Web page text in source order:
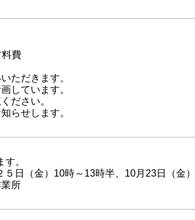
費
だきます。
ています。
さい。
します。
。
日（金）10時～13時半、10月23日（金）
所